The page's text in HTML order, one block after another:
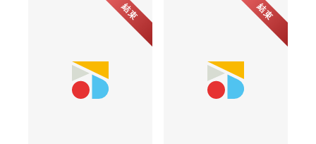
結束 結束